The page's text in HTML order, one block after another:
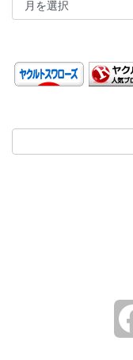
ブ